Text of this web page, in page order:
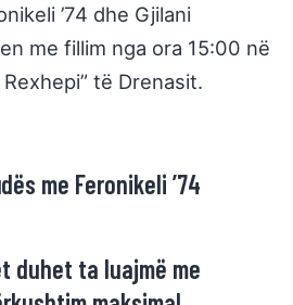
’74 dhe Gjilani
me fillim nga ora 15:00 në
të Drenasit.
me Feronikeli ’74
duhet ta luajmë me